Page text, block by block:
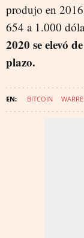
produjo en
654 a 1.000
2020 se elevó
plazo.
BITCOIN